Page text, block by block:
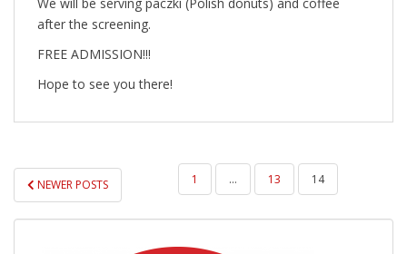
after the screening.
FREE ADMISSION!!!
Hope to see you there!
POSTS
PAGINATION
NEWER POSTS 1 … 13 14